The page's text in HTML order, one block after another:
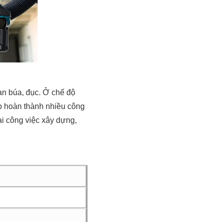
búa, đục. Ở chế độ
hoàn thành nhiều công
công việc xây dựng,